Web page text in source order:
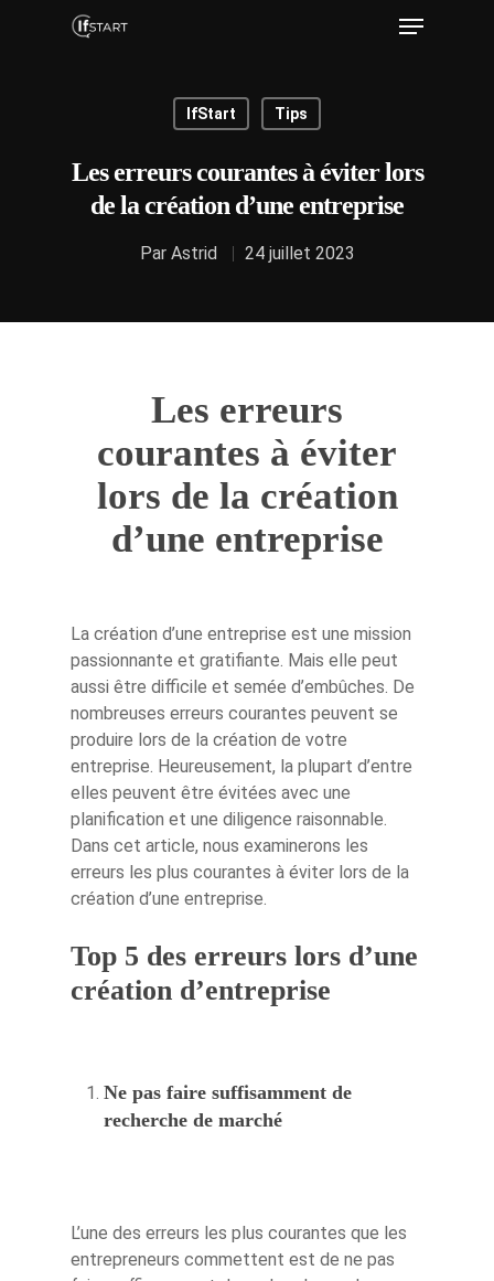
Hit enter to search or ESC to close
IfStart Tips
Les erreurs courantes à éviter lors
de la création d’une entreprise
Par Astrid 24 juillet 2023
Les erreurs
courantes à éviter
lors de la création
d’une entreprise
La création d’une entreprise est une mission
passionnante et gratifiante. Mais elle peut
aussi être difficile et semée d’embûches. De
nombreuses erreurs courantes peuvent se
produire lors de la création de votre
entreprise. Heureusement, la plupart d’entre
elles peuvent être évitées avec une
planification et une diligence raisonnable.
Dans cet article, nous examinerons les
erreurs les plus courantes à éviter lors de la
création d’une entreprise.
Top 5 des erreurs lors d’une
création d’entreprise
Ne pas faire suffisamment de
recherche de marché
L’une des erreurs les plus courantes que les
entrepreneurs commettent est de ne pas